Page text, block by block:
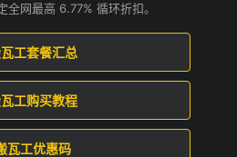
全网最高 6.77% 循环折扣。
工套餐汇总
工购买教程
瓦工优惠码